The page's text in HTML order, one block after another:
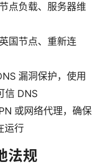
点负载、服务器维
国节点、重新连
漏洞保护，使用
信 DNS
或网络代理，确保
运行
法规